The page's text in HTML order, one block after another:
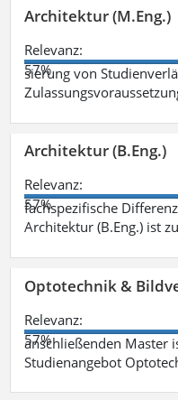
Architektur (M.Eng.)
Relevanz:
57%
sierung von
Architektur (B.Eng.)
Relevanz:
57%
fachspezifische
Architektur (B.Eng.) ist
Optotechnik &
Relevanz:
57%
anschließenden Master
Studienangebot